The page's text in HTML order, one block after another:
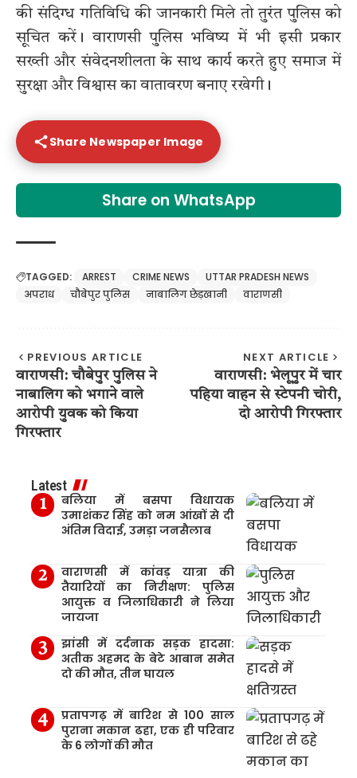
की संदिग्ध गतिविधि की जानकारी मिले तो तुरंत पुलिस को
सूचित करें। वाराणसी पुलिस भविष्य में भी इसी प्रकार
सख्ती और संवेदनशीलता के साथ कार्य करते हुए समाज में
सुरक्षा और विश्वास का वातावरण बनाए रखेगी।
Share Newspaper Image
Share on WhatsApp
TAGGED: ARREST CRIME NEWS
UTTAR PRADESH NEWS
अपराध
चौबेपुर पुलिस नाबालिग छेड़खानी वाराणसी
PREVIOUS ARTICLE
वाराणसी: चौबेपुर पुलिस ने
नाबालिग को भगाने वाले
आरोपी युवक को किया
गिरफ्तार
NEXT ARTICLE
वाराणसी: भेलूपुर में चार
पहिया वाहन से स्टेपनी चोरी,
दो आरोपी गिरफ्तार
Latest
बलिया में बसपा विधायक
उमाशंकर सिंह को नम आंखों से दी
अंतिम विदाई, उमड़ा जनसैलाब
वाराणसी में कांवड़ यात्रा की
तैयारियों का निरीक्षण: पुलिस
आयुक्त व जिलाधिकारी ने लिया
जायजा
झांसी में दर्दनाक सड़क हादसा:
अतीक अहमद के बेटे आबान समेत
दो की मौत, तीन घायल
प्रतापगढ़ में बारिश से 100 साल
पुराना मकान ढहा, एक ही परिवार
के 6 लोगों की मौत